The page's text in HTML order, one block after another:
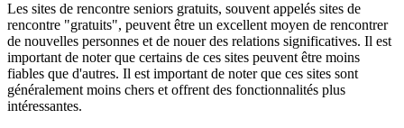
Les sites de rencontre seniors gratuits, souvent appelés sites de
rencontre "gratuits", peuvent être un excellent moyen de rencontrer
de nouvelles personnes et de nouer des relations significatives. Il est
important de noter que certains de ces sites peuvent être moins
fiables que d'autres. Il est important de noter que ces sites sont
généralement moins chers et offrent des fonctionnalités plus
intéressantes.